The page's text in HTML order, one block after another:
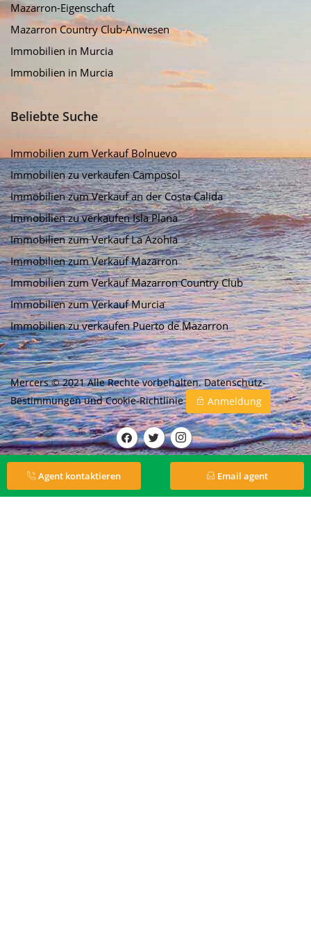
Mazarron-Eigenschaft
Mazarron Country Club-Anwesen
Immobilien in Murcia
Immobilien in Murcia
Beliebte Suche
Immobilien zum Verkauf Bolnuevo
Immobilien zu verkaufen Camposol
Immobilien zum Verkauf an der Costa Calida
Immobilien zu verkaufen Isla Plana
Immobilien zum Verkauf La Azohia
Immobilien zum Verkauf Mazarron
Immobilien zum Verkauf Mazarron Country Club
Immobilien zum Verkauf Murcia
Immobilien zu verkaufen Puerto de Mazarron
Mercers © 2021 Alle Rechte vorbehalten.Datenschutz-
BestimmungenundCookie-Richtlinie Anmeldung
Agent kontaktieren Email agent